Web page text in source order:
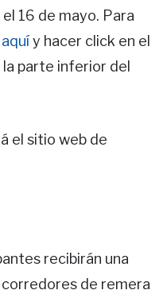
16 de mayo. Para
aquíy hacer click en el
parte inferior del
el sitio web de
recibirán una
de remera